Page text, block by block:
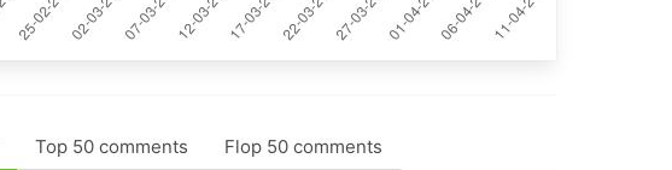
Top 50 comments Flop 50 comments